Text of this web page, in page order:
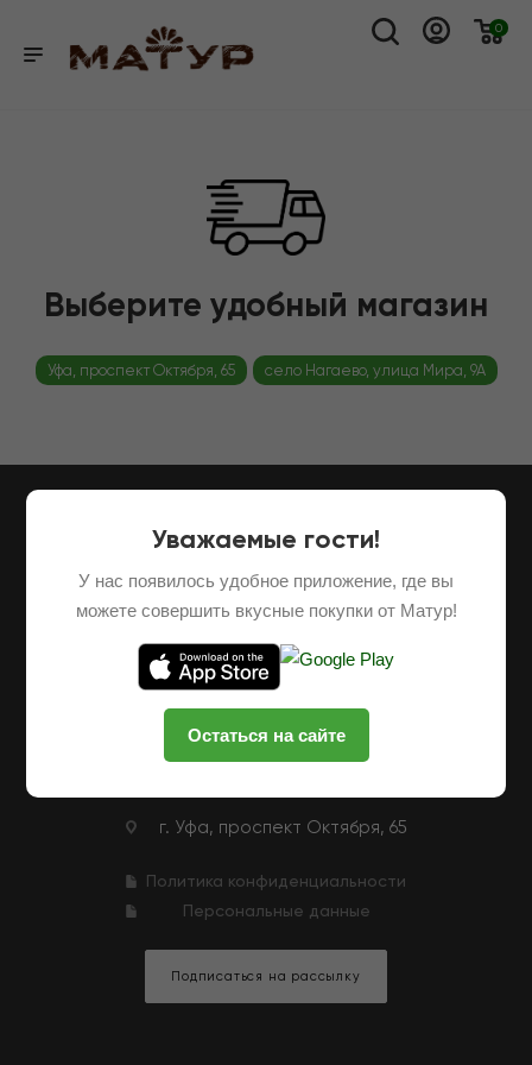
0
Выберите удобный магазин
Уфа, проспект Октября, 65 село Нагаево, улица Мира, 9А
ОПТОВЫЕ ПОСТАВКИ
НАШИ ФЕРМЕРЫ ВАКАНСИИ
КЛУБНАЯ ПРОГРАММА
+7 (927) 326-47-25 ЗАКАЗАТЬ ЗВОНОК
г. Уфа, проспект Октября, 65
Политика конфиденциальности
Персональные данные
Подписаться на рассылку
Уважаемые гости!
У нас появилось удобное приложение, где вы
можете совершить вкусные покупки от Матур!
Остаться на сайте